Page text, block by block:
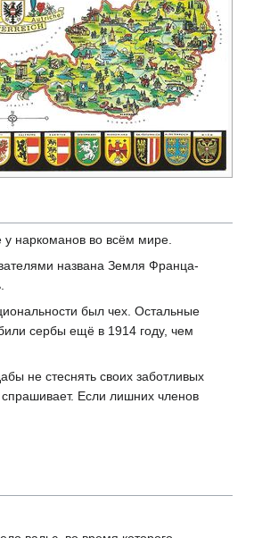
у наркоманов во всём мире.
названа Земля Франца-
был чех. Остальные
сербы ещё в 1914 году, чем
не стеснять своих заботливых
Если лишних членов